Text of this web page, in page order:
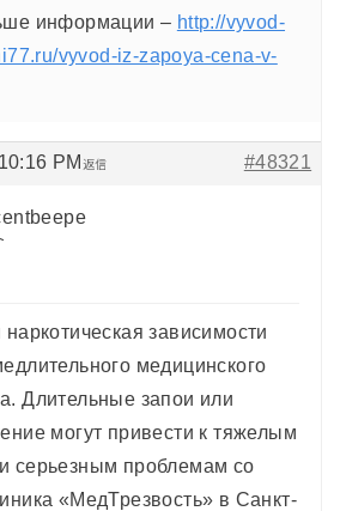
информации – http://vyvod-
vyvod-iz-zapoya-cena-v-
PM #48321
返信
зависимости
медицинского
Длительные запои или
могут привести к тяжелым
серьезным проблемам со
«МедТрезвость» в Санкт-